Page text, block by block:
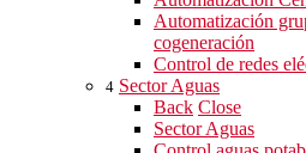
Automatización
cogeneración
Control de redes
4 Sector Aguas
Back Close
Sector Aguas